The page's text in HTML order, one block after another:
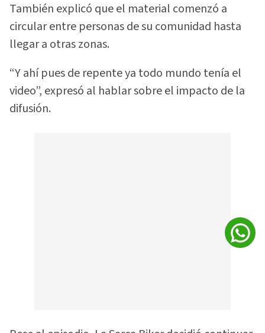
También explicó que el material comenzó a
circular entre personas de su comunidad hasta
llegar a otras zonas.
“Y ahí pues de repente ya todo mundo tenía el
video”, expresó al hablar sobre el impacto de la
difusión.